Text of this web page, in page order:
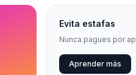
Evita estafas
Nunca pagues por
Aprender más